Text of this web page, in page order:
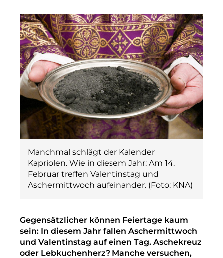
Manchmal schlägt der Kalender
Kapriolen. Wie in diesem Jahr: Am 14.
Februar treffen Valentinstag und
Aschermittwoch aufeinander. (Foto: KNA)
Gegensätzlicher können Feiertage kaum
sein: In diesem Jahr fallen Aschermittwoch
und Valentinstag auf einen Tag. Aschekreuz
oder Lebkuchenherz? Manche versuchen,